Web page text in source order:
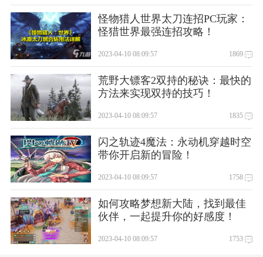
壕礼兑换码：719D9DB161337D3D
壕礼兑换物品：强化钻石*30000
v3.2.0
2、对机型进行适配优化
3、修复bug，优化体验
怪物猎人世界太刀连招PC玩家：
怪猎世界最强连招攻略！
2023-04-10 08:09:57 1869
荒野大镖客2双持的秘诀：最快的
方法来实现双持的技巧！
2023-04-10 08:09:57 1835
闪之轨迹4魔法：永动机穿越时空
带你开启新的冒险！
2023-04-10 08:09:57 1758
如何攻略梦想新大陆，找到最佳
伙伴，一起提升你的好感度！
2023-04-10 08:09:57 1753